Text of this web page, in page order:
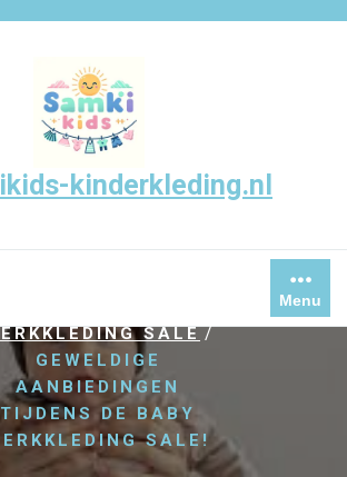
kinderkleding.nl
Menu
SALE/
GEWELDIGE
AANBIEDINGEN
TIJDENS DE BABY
SALE!